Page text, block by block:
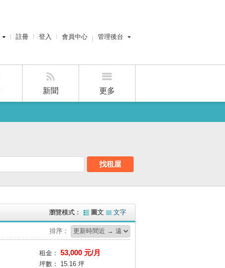
註冊 登入 會員中心 管理後台
設計風管理後台
新聞 更多
找租屋
瀏覽模式： 圖文 文字
排序：
租金： 53,000 元/月
坪數：
15.16 坪